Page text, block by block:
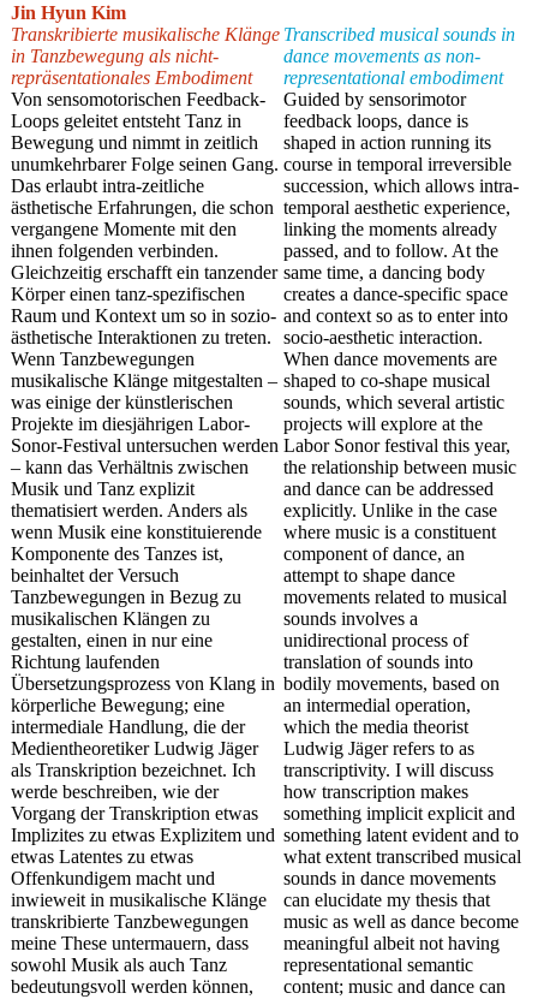
Jin Hyun Kim
Transkribierte musikalische Klänge
in Tanzbewegung als nicht-
repräsentationales Embodiment
Von sensomotorischen Feedback-
Loops geleitet entsteht Tanz in
Bewegung und nimmt in zeitlich
unumkehrbarer Folge seinen Gang.
Das erlaubt intra-zeitliche
ästhetische Erfahrungen, die schon
vergangene Momente mit den
ihnen folgenden verbinden.
Gleichzeitig erschafft ein tanzender
Körper einen tanz-spezifischen
Raum und Kontext um so in sozio-
ästhetische Interaktionen zu treten.
Wenn Tanzbewegungen
musikalische Klänge mitgestalten –
was einige der künstlerischen
Projekte im diesjährigen Labor-
Sonor-Festival untersuchen werden
– kann das Verhältnis zwischen
Musik und Tanz explizit
thematisiert werden. Anders als
wenn Musik eine konstituierende
Komponente des Tanzes ist,
beinhaltet der Versuch
Tanzbewegungen in Bezug zu
musikalischen Klängen zu
gestalten, einen in nur eine
Richtung laufenden
Übersetzungsprozess von Klang in
körperliche Bewegung; eine
intermediale Handlung, die der
Medientheoretiker Ludwig Jäger
als Transkription bezeichnet. Ich
werde beschreiben, wie der
Vorgang der Transkription etwas
Implizites zu etwas Explizitem und
etwas Latentes zu etwas
Offenkundigem macht und
inwieweit in musikalische Klänge
transkribierte Tanzbewegungen
meine These untermauern, dass
sowohl Musik als auch Tanz
bedeutungsvoll werden können,
Transcribed musical sounds in
dance movements as non-
representational embodiment
Guided by sensorimotor
feedback loops, dance is
shaped in action running its
course in temporal irreversible
succession, which allows intra-
temporal aesthetic experience,
linking the moments already
passed, and to follow. At the
same time, a dancing body
creates a dance-specific space
and context so as to enter into
socio-aesthetic interaction.
When dance movements are
shaped to co-shape musical
sounds, which several artistic
projects will explore at the
Labor Sonor festival this year,
the relationship between music
and dance can be addressed
explicitly. Unlike in the case
where music is a constituent
component of dance, an
attempt to shape dance
movements related to musical
sounds involves a
unidirectional process of
translation of sounds into
bodily movements, based on
an intermedial operation,
which the media theorist
Ludwig Jäger refers to as
transcriptivity. I will discuss
how transcription makes
something implicit explicit and
something latent evident and to
what extent transcribed musical
sounds in dance movements
can elucidate my thesis that
music as well as dance become
meaningful albeit not having
representational semantic
content; music and dance can